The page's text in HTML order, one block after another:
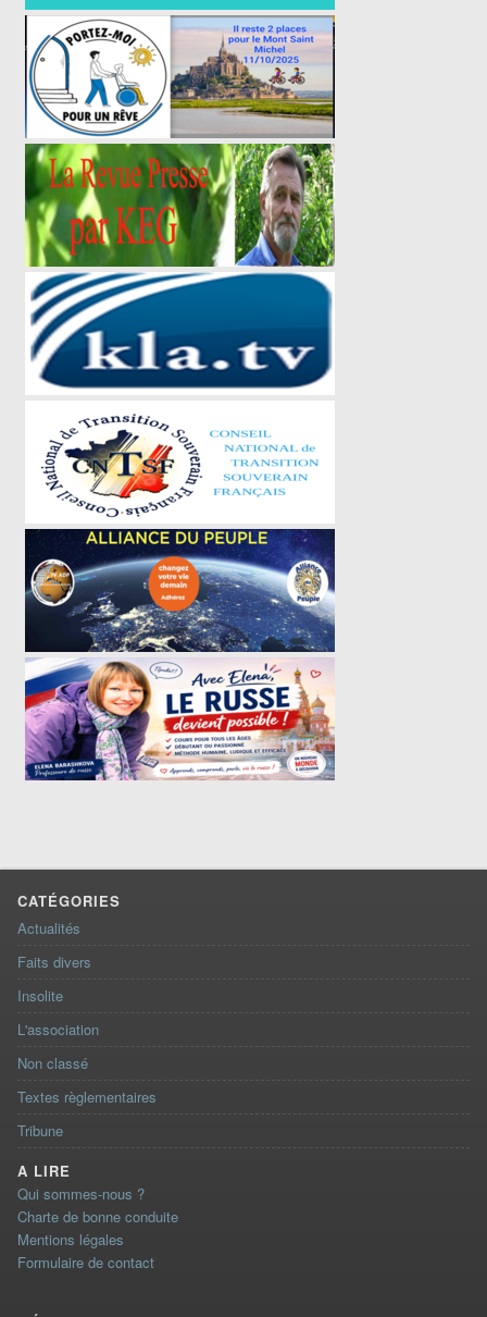
CATÉGORIES
Actualités
Faits divers
Insolite
L'association
Non classé
Textes règlementaires
Tribune
A LIRE
Qui sommes-nous ?
Charte de bonne conduite
Mentions légales
Formulaire de contact